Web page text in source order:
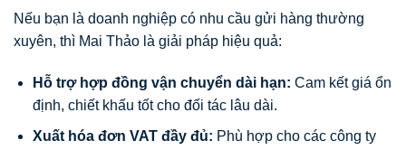
Nếu bạn là doanh nghiệp có nhu cầu gửi hàng thường
xuyên, thì Mai Thảo là giải pháp hiệu quả:
Hỗ trợ hợp đồng vận chuyển dài hạn: Cam kết giá ổn
định, chiết khấu tốt cho đối tác lâu dài.
Xuất hóa đơn VAT đầy đủ: Phù hợp cho các công ty